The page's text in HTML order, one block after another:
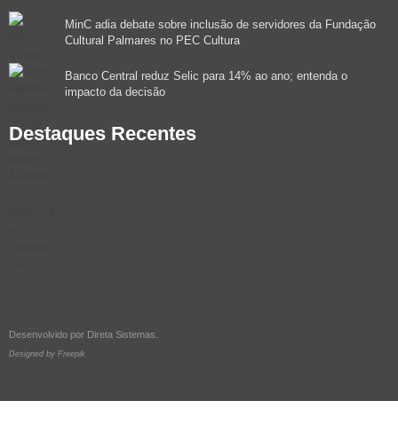
MinC adia debate sobre inclusão de servidores da Fundação
Cultural Palmares no PEC Cultura
Banco Central reduz Selic para 14% ao ano; entenda o
impacto da decisão
Destaques Recentes
Desenvolvido por Direta Sistemas
Designed by Freepik